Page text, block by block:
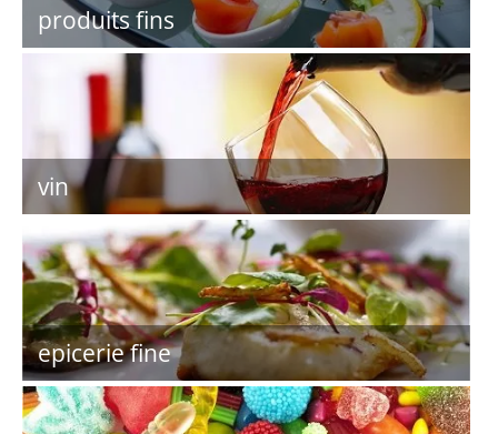
produits fins
vin
epicerie fine